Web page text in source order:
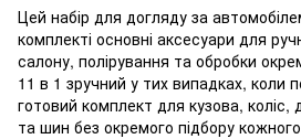
Цей набір для догляду за
комплекті основні аксесуари для
салону, полірування та обробки
11 в 1 зручний у тих випадках, коли
готовий комплект для кузова, коліс,
та шин без окремого підбору